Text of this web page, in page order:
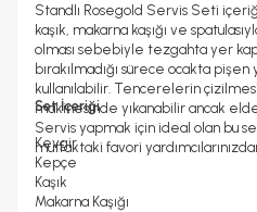
Standlı Rosegold Servis Seti
kaşık, makarna kaşığı ve
olması sebebiyle tezgahta yer
bırakılmadığı sürece ocakta
kullanılabilir. Tencerelerin
makinesinde yıkanabilir ancak
Servis yapmak için ideal olan bu
mutfaktaki favori
Set İçeriği
Kevgir
Kepçe
Kaşık
Makarna Kaşığı